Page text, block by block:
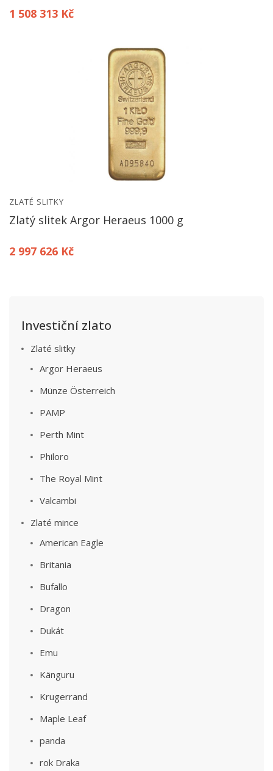
1 508 313 Kč
ZLATÉ SLITKY
Zlatý slitek Argor Heraeus 1000 g
2 997 626 Kč
Investiční zlato
Zlaté slitky
Argor Heraeus
Münze Österreich
PAMP
Perth Mint
Philoro
The Royal Mint
Valcambi
Zlaté mince
American Eagle
Britania
Bufallo
Dragon
Dukát
Emu
Känguru
Krugerrand
Maple Leaf
panda
rok Draka